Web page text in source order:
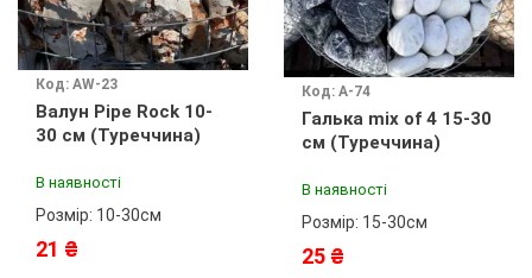
Код: AW-23
Валун Pipe Rock 10-
30 см (Туреччина)
В наявності
Розмір: 10-30см
21 ₴
Код: А-74
Галька mix of 4 15-30
см (Туреччина)
В наявності
Розмір: 15-30см
25 ₴